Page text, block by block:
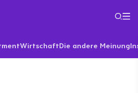
WirtschaftDie andere Meinung